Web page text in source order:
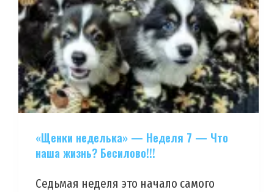
«Щенки неделька» — Неделя 7 — Что
наша жизнь? Бесилово!!!
Седьмая неделя это начало самого